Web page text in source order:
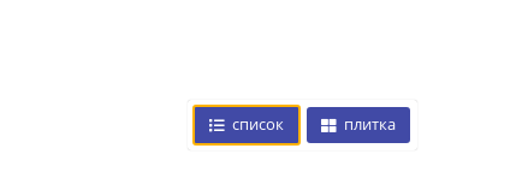
список плитка